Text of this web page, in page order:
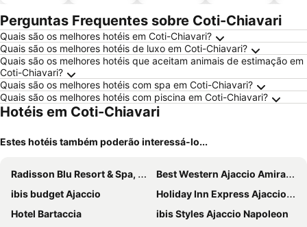
Perguntas Frequentes sobre Coti-Chiavari
Quais são os melhores hotéis em Coti-Chiavari?
Quais são os melhores hotéis de luxo em Coti-Chiavari?
Quais são os melhores hotéis que aceitam animais de estimação em
Coti-Chiavari?
Quais são os melhores hotéis com spa em Coti-Chiavari?
Quais são os melhores hotéis com piscina em Coti-Chiavari?
Hotéis em Coti-Chiavari
Estes hotéis também poderão interessá-lo...
Radisson Blu Resort & Spa, Ajaccio Bay
Best Western Ajaccio Amirauté
ibis budget Ajaccio
Holiday Inn Express Ajaccio by IHG
Hotel Bartaccia
ibis Styles Ajaccio Napoleon